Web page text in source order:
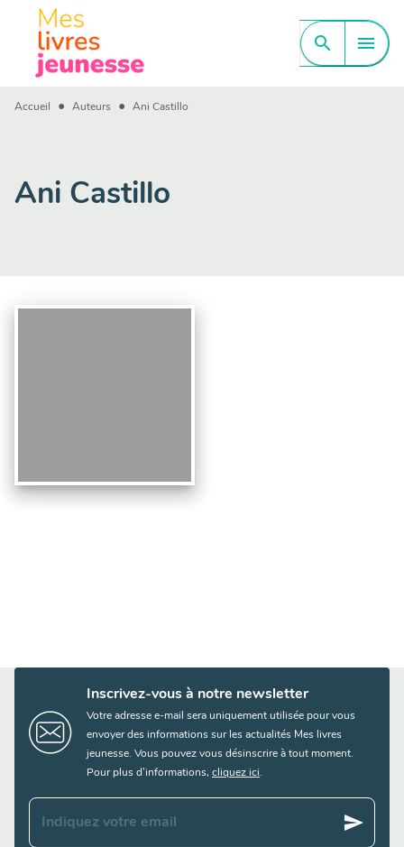
MENU CONTENU
PIED DE PAGE
search menu
Accueil • Auteurs • Ani Castillo
Ani Castillo
Inscrivez-vous à notre newsletter
Votre adresse e-mail sera uniquement utilisée pour vous
envoyer des informations sur les actualités Mes livres
jeunesse. Vous pouvez vous désinscrire à tout moment.
Pour plus d’informations, cliquez ici.
Indiquez votre email send